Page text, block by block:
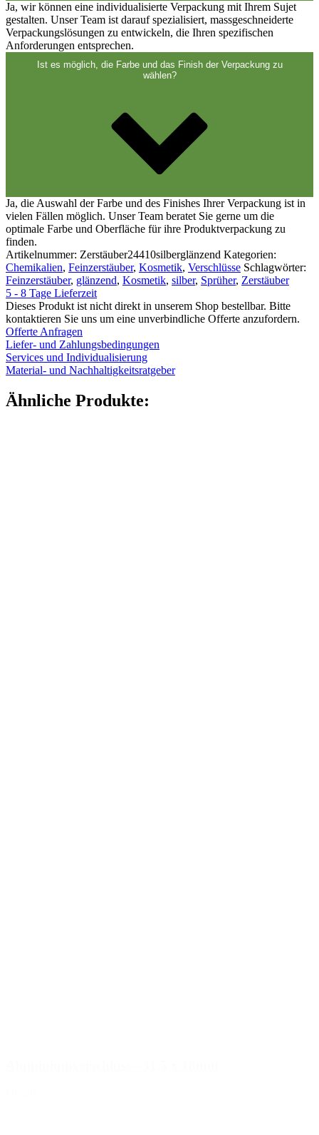
Ja, wir können eine individualisierte Verpackung mit Ihrem Sujet
gestalten. Unser Team ist darauf spezialisiert, massgeschneiderte
Verpackungslösungen zu entwickeln, die Ihren spezifischen
Anforderungen entsprechen.
Ist es möglich, die Farbe und das Finish der Verpackung zu
wählen?
Ja, die Auswahl der Farbe und des Finishes Ihrer Verpackung ist in
vielen Fällen möglich. Unser Team beratet Sie gerne um die
optimale Farbe und Oberfläche für ihre Produktverpackung zu
finden.
Artikelnummer: Zerstäuber24410silberglänzend Kategorien:
Chemikalien, Feinzerstäuber, Kosmetik, Verschlüsse Schlagwörter:
Feinzerstäuber, glänzend, Kosmetik, silber, Sprüher, Zerstäuber
5 - 8 Tage Lieferzeit
Dieses Produkt ist nicht direkt in unserem Shop bestellbar. Bitte
kontaktieren Sie uns um eine unverbindliche Offerte anzufordern.
Offerte Anfragen
Liefer- und Zahlungsbedingungen
Services und Individualisierung
Material- und Nachhaltigkeitsratgeber
Ähnliche Produkte: